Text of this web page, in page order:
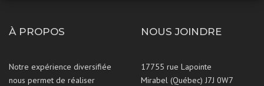
À PROPOS
Notre expérience diversifiée
nous permet de réaliser
NOUS JOINDRE
17755 rue Lapointe
Mirabel (Québec) J7J 0W7